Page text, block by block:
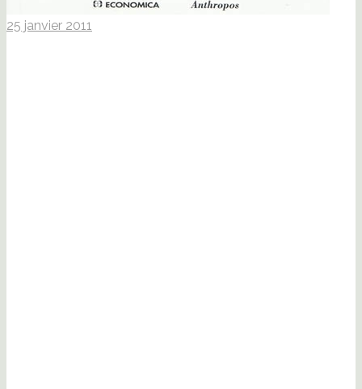
25 janvier 2011